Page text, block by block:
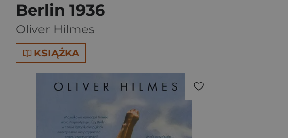
Berlin 1936
Oliver Hilmes
KSIĄŻKA